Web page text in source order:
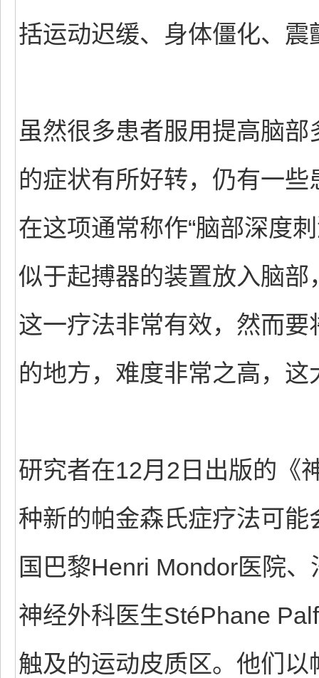
括运动迟缓、身体僵化、震
虽然很多患者服用提高脑
的症状有所好转，仍有一
在这项通常称作“脑部深度
似于起搏器的装置放入脑
这一疗法非常有效，然而
的地方，难度非常之高，
研究者在12月2日出版的《
种新的帕金森氏症疗法可
国巴黎Henri Mondor医院
神经外科医生StéPhane
触及的运动皮质区。他们